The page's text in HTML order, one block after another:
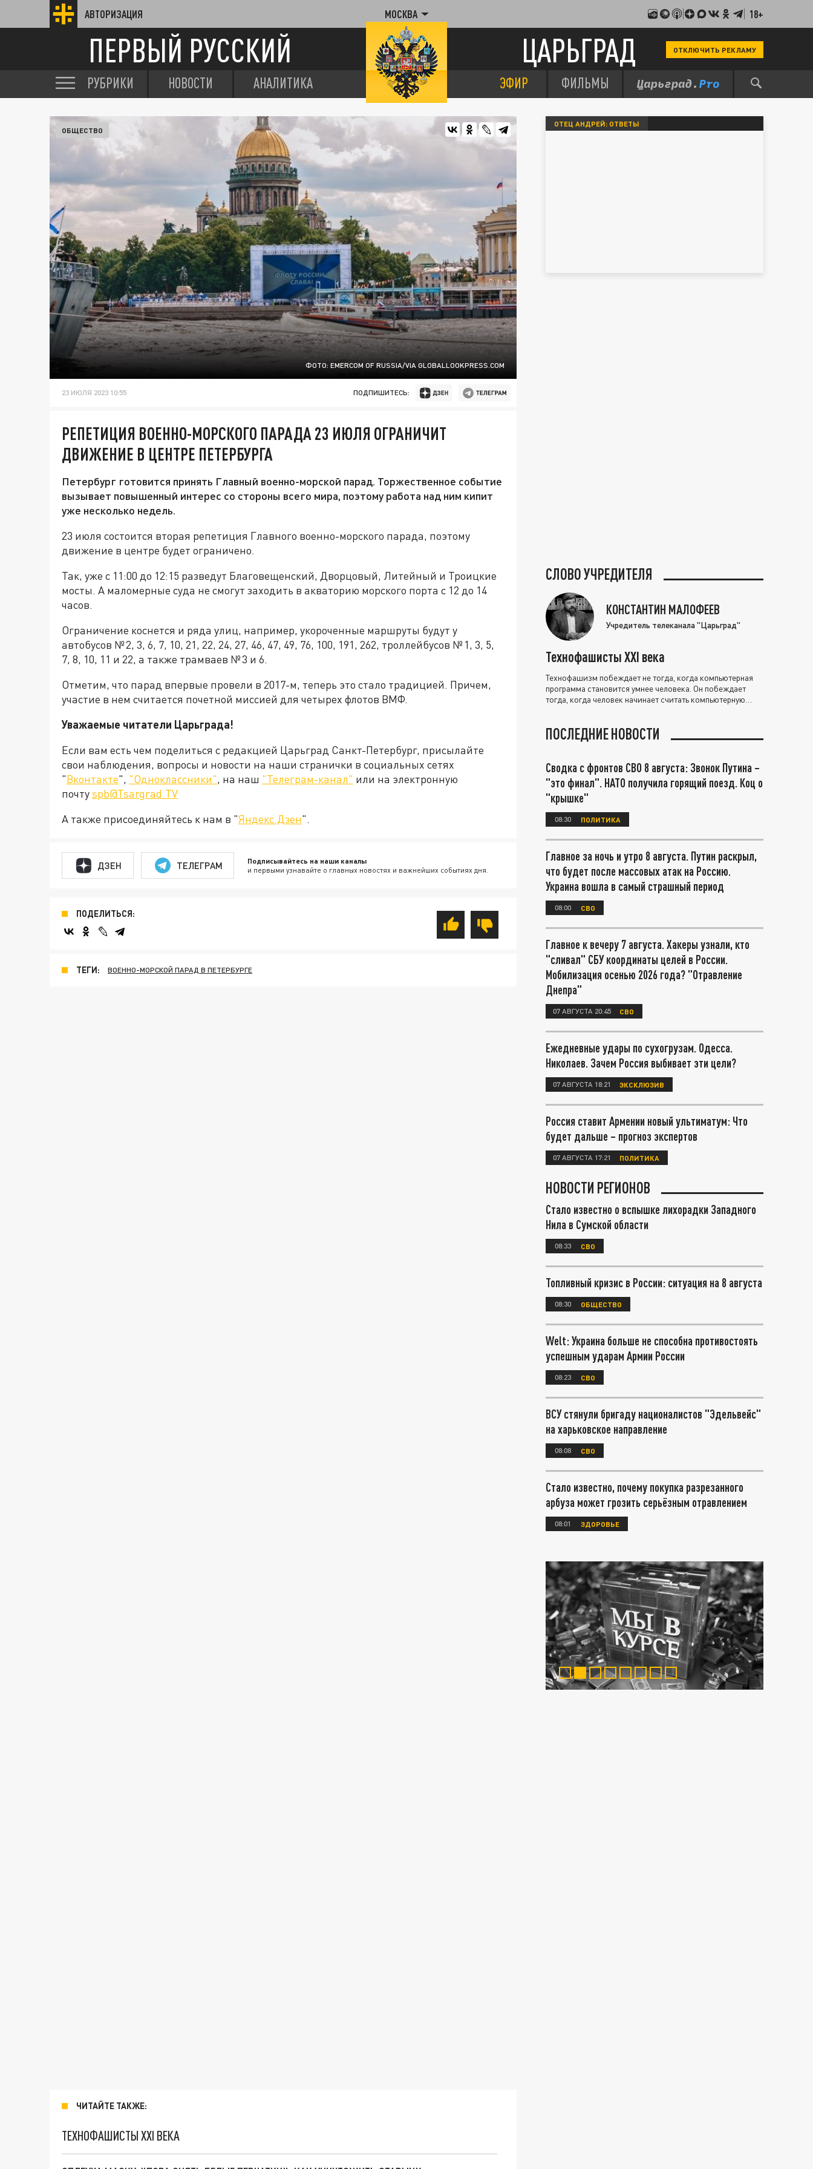
АВТОРИЗАЦИЯ МОСКВА 18+
ПЕРВЫЙ РУССКИЙ ЦАРЬГРАД ОТКЛЮЧИТЬ РЕКЛАМУ
РУБРИКИ НОВОСТИ АНАЛИТИКА ЭФИР ФИЛЬМЫ
ФОТО: EMERCOM OF RUSSIA/VIA GLOBALLOOKPRESS.COM
ОБЩЕСТВО
23 ИЮЛЯ 2023 10:55 ПОДПИШИТЕСЬ:
РЕПЕТИЦИЯ ВОЕННО-МОРСКОГО ПАРАДА 23 ИЮЛЯ ОГРАНИЧИТ
ДВИЖЕНИЕ В ЦЕНТРЕ ПЕТЕРБУРГА
Петербург готовится принять Главный военно-морской парад. Торжественное событие
вызывает повышенный интерес со стороны всего мира, поэтому работа над ним кипит
уже несколько недель.
23 июля состоится вторая репетиция Главного военно-морского парада, поэтому
движение в центре будет ограничено.
Так, уже с 11:00 до 12:15 разведут Благовещенский, Дворцовый, Литейный и Троицкие
мосты. А маломерные суда не смогут заходить в акваторию морского порта с 12 до 14
часов.
Ограничение коснется и ряда улиц, например, укороченные маршруты будут у
автобусов № 2, 3, 6, 7, 10, 21, 22, 24, 27, 46, 47, 49, 76, 100, 191, 262, троллейбусов № 1, 3, 5,
7, 8, 10, 11 и 22, а также трамваев № 3 и 6.
Отметим, что парад впервые провели в 2017-м, теперь это стало традицией. Причем,
участие в нем считается почетной миссией для четырех флотов ВМФ.
Уважаемые читатели Царьграда!
Если вам есть чем поделиться с редакцией Царьград Санкт-Петербург, присылайте
свои наблюдения, вопросы и новости на наши странички в социальных сетях
"Вконтакте", "Одноклассники", на наш "Телеграм-канал" или на электронную
почтуspb@Tsargrad.TV
А также присоединяйтесь к нам в "Яндекс.Дзен".
ДЗЕН ТЕЛЕГРАМ Подписывайтесь на наши каналы
и первыми узнавайте о главных новостях и важнейших событиях дня.
ПОДЕЛИТЬСЯ:
ТЕГИ: ВОЕННО-МОРСКОЙ ПАРАД В ПЕТЕРБУРГЕ
ЧИТАЙТЕ ТАКЖЕ:
ТЕХНОФАШИСТЫ XXI ВЕКА
ОТЕЦ АНДРЕЙ: ОТВЕТЫ
СЛОВО УЧРЕДИТЕЛЯ
КОНСТАНТИН МАЛОФЕЕВ
Учредитель телеканала "Царьград"
Технофашисты XXI века
Технофашизм побеждает не тогда, когда компьютерная
программа становится умнее человека. Он побеждает
тогда, когда человек начинает считать компьютерную
ПОСЛЕДНИЕ НОВОСТИ
Сводка с фронтов СВО 8 августа: Звонок Путина –
"это финал". НАТО получила горящий поезд. Коц о
"крышке"
08:30 ПОЛИТИКА
Главное за ночь и утро 8 августа. Путин раскрыл,
что будет после массовых атак на Россию.
Украина вошла в самый страшный период
08:00 СВО
Главное к вечеру 7 августа. Хакеры узнали, кто
"сливал" СБУ координаты целей в России.
Мобилизация осенью 2026 года? "Отравление
Днепра"
07 АВГУСТА 20:45 СВО
Ежедневные удары по сухогрузам. Одесса.
Николаев. Зачем Россия выбивает эти цели?
07 АВГУСТА 18:21 ЭКСКЛЮЗИВ
Россия ставит Армении новый ультиматум: Что
будет дальше – прогноз экспертов
07 АВГУСТА 17:21 ПОЛИТИКА
НОВОСТИ РЕГИОНОВ
Стало известно о вспышке лихорадки Западного
Нила в Сумской области
08:33 СВО
Топливный кризис в России: ситуация на 8 августа
08:30 ОБЩЕСТВО
Welt: Украина больше не способна противостоять
успешным ударам Армии России
08:23 СВО
ВСУ стянули бригаду националистов "Эдельвейс"
на харьковское направление
08:08 СВО
Стало известно, почему покупка разрезанного
арбуза может грозить серьёзным отравлением
08:01 ЗДОРОВЬЕ